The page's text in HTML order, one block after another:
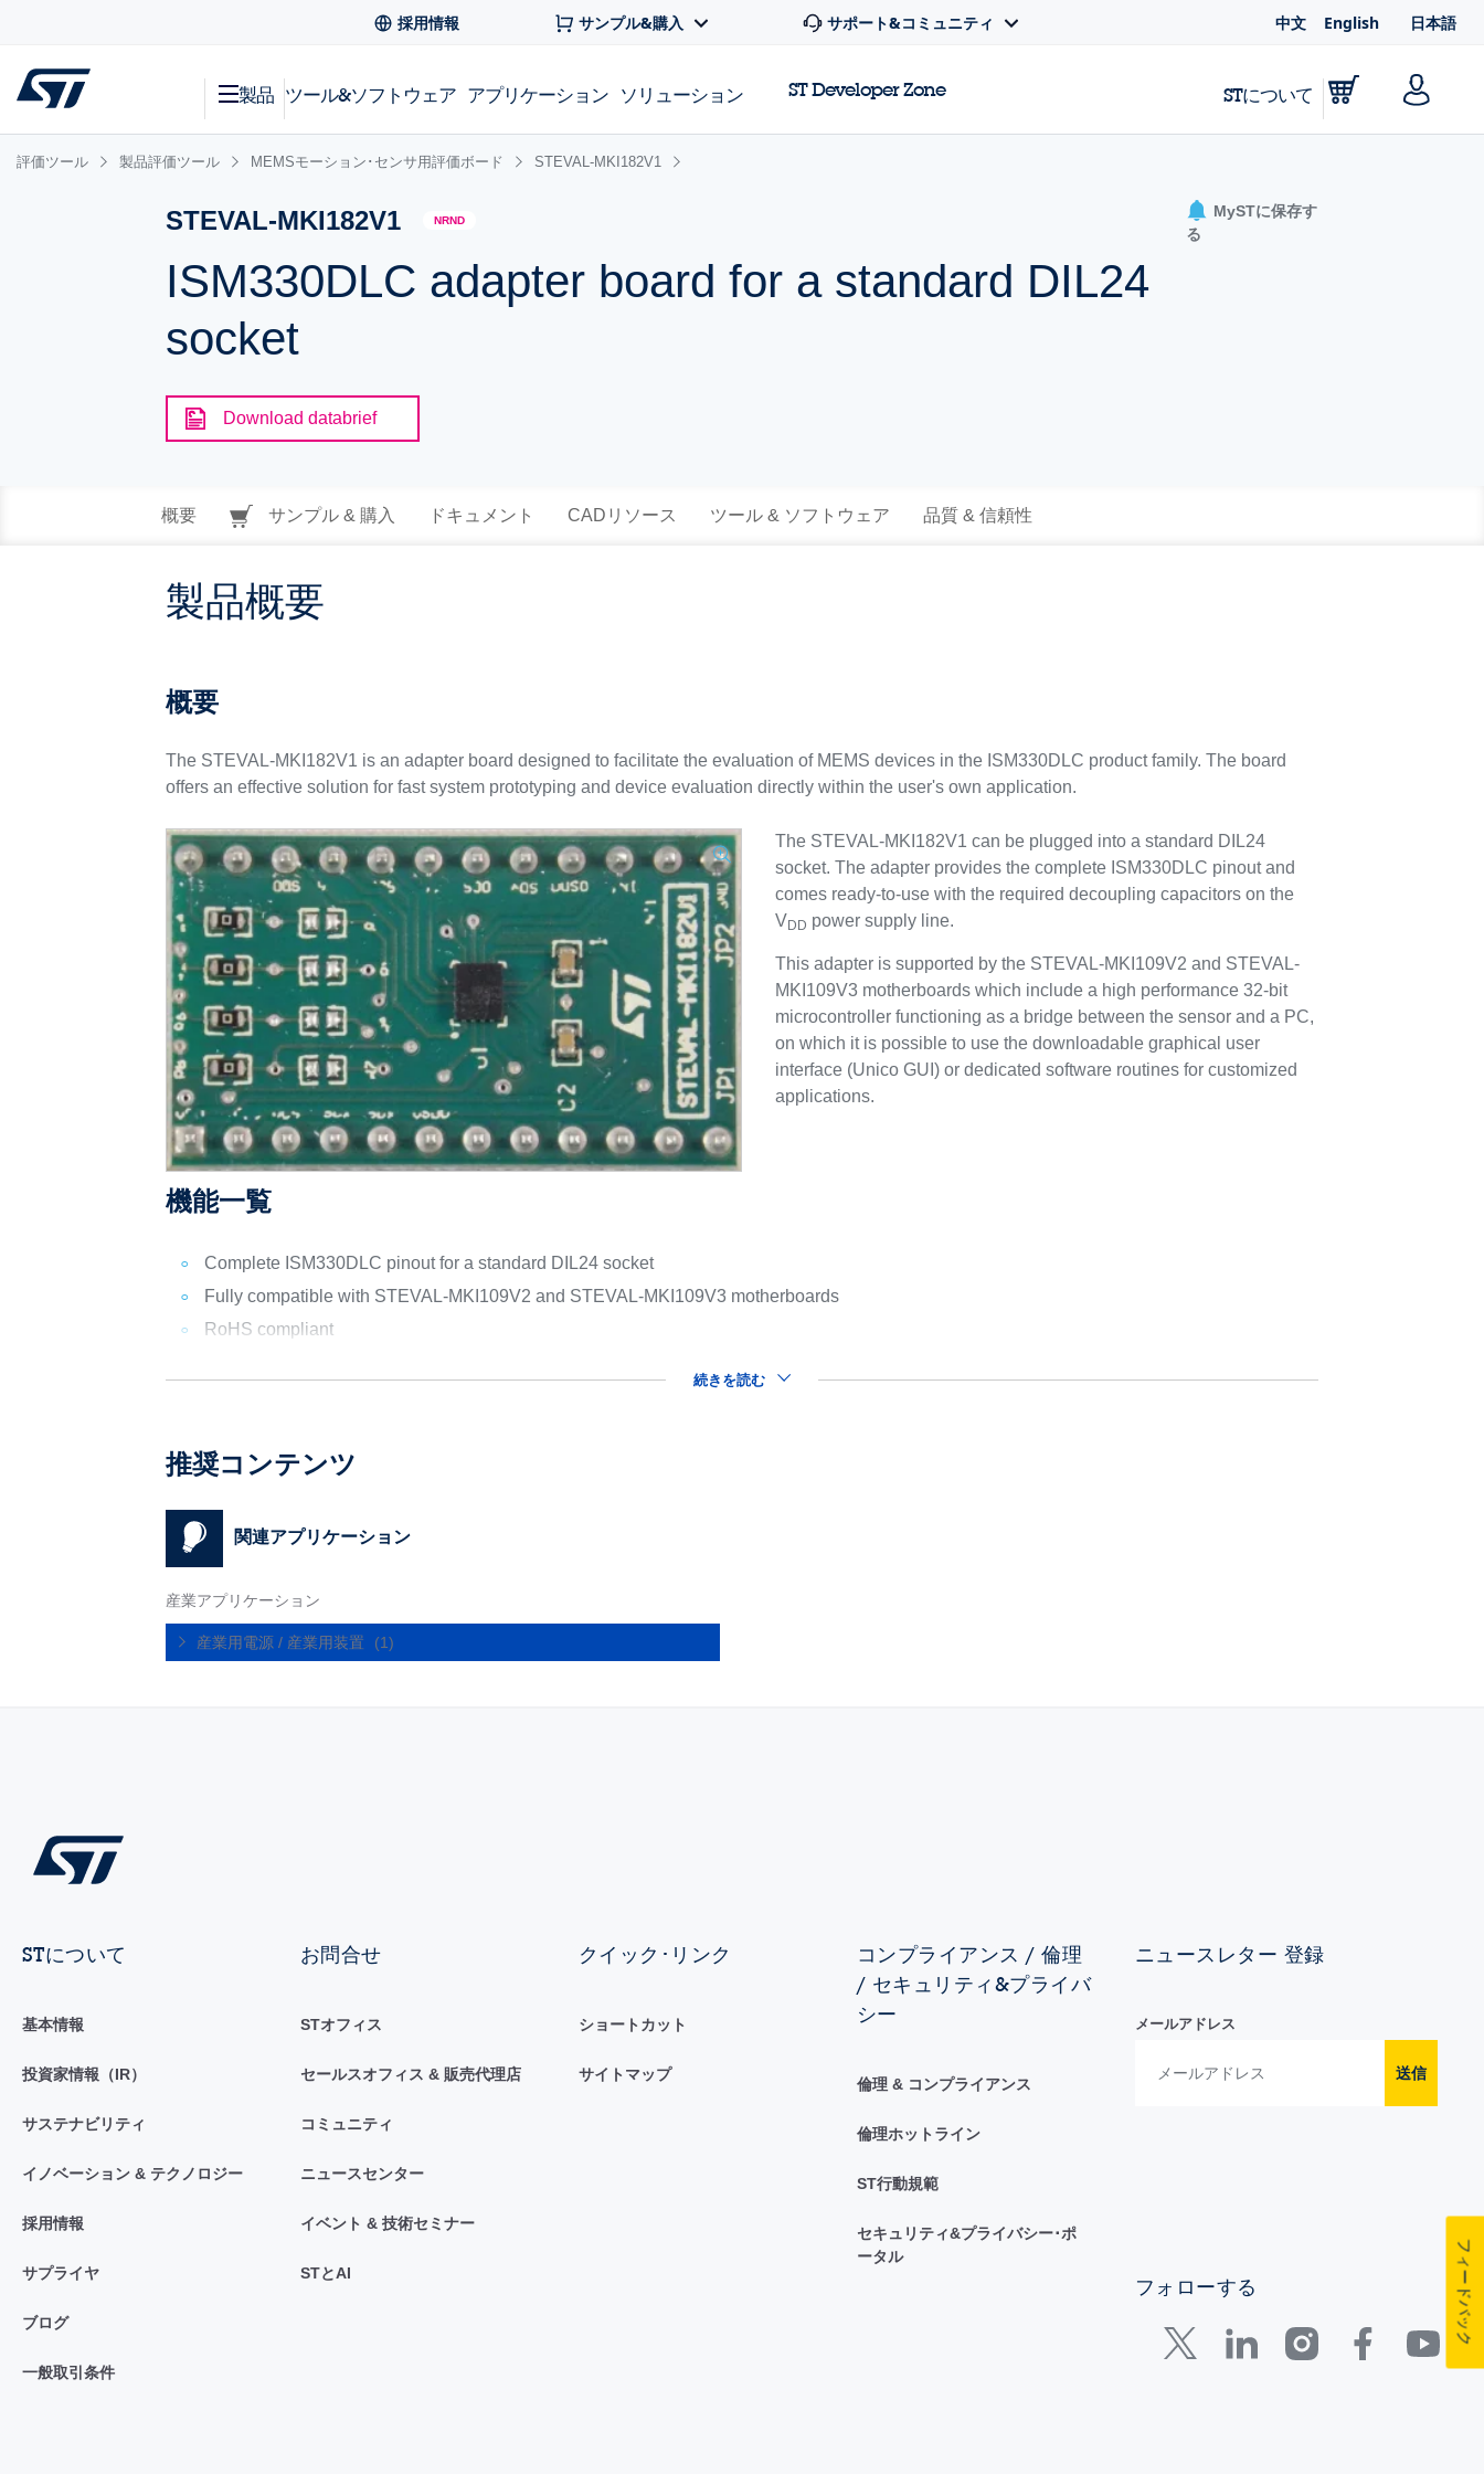
採用情報 サンプル&購入 サポート&コミュニティ 中文 English 日本語
製品 ツール&ソフトウェア アプリケーション ソリューション ST Developer Zone STについて
評価ツール 製品評価ツール MEMSモーション･センサ用評価ボード STEVAL-MKI182V1
STEVAL-MKI182V1 NRND
ISM330DLC adapter board for a standard DIL24
socket
MySTに保存す
る
Download databrief
概要 サンプル & 購入 ドキュメント CADリソース ツール & ソフトウェア 品質 & 信頼性
製品概要
概要
The STEVAL-MKI182V1 is an adapter board designed to facilitate the evaluation of MEMS devices in the ISM330DLC product family. The board
offers an effective solution for fast system prototyping and device evaluation directly within the user's own application.
The STEVAL-MKI182V1 can be plugged into a standard DIL24
socket. The adapter provides the complete ISM330DLC pinout and
comes ready-to-use with the required decoupling capacitors on the
VDD power supply line.
This adapter is supported by the STEVAL-MKI109V2 and STEVAL-
MKI109V3 motherboards which include a high performance 32-bit
microcontroller functioning as a bridge between the sensor and a PC,
on which it is possible to use the downloadable graphical user
interface (Unico GUI) or dedicated software routines for customized
applications.
機能一覧
Complete ISM330DLC pinout for a standard DIL24 socket
Fully compatible with STEVAL-MKI109V2 and STEVAL-MKI109V3 motherboards
RoHS compliant
続きを読む
推奨コンテンツ
関連アプリケーション
産業アプリケーション
産業用電源 / 産業用装置 (1)
STについて
基本情報
投資家情報（IR）
サステナビリティ
イノベーション & テクノロジー
採用情報
サプライヤ
ブログ
一般取引条件
お問合せ
STオフィス
セールスオフィス & 販売代理店
コミュニティ
ニュースセンター
イベント & 技術セミナー
STとAI
クイック･リンク
ショートカット
サイトマップ
コンプライアンス / 倫理
/ セキュリティ&プライバ
シー
倫理 & コンプライアンス
倫理ホットライン
ST行動規範
セキュリティ&プライバシー･ポ
ータル
ニュースレター 登録
メールアドレス
送信
フォローする フィードバック